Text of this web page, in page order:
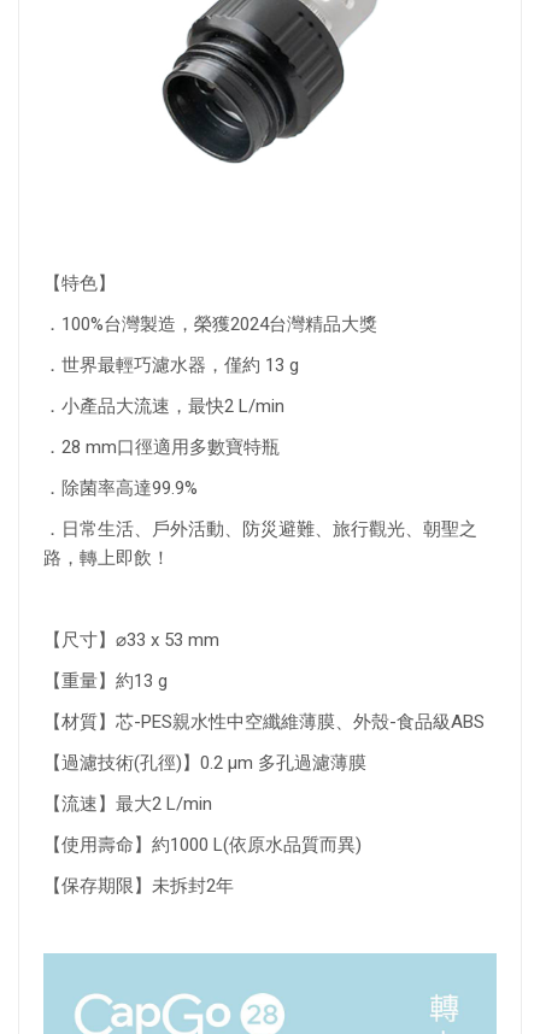
【特色】
．100%台灣製造，榮獲2024台灣精品大獎
．世界最輕巧濾水器，僅約 13 g
．小產品大流速，最快2 L/min
．28 mm口徑適用多數寶特瓶
．除菌率高達99.9%
．日常生活、戶外活動、防災避難、旅行觀光、朝聖之
路，轉上即飲！
【尺寸】⌀33 x 53 mm
【重量】約13 g
【材質】芯-PES親水性中空纖維薄膜、外殼-食品級ABS
【過濾技術(孔徑)】0.2 µm 多孔過濾薄膜
【流速】最大2 L/min
【使用壽命】約1000 L(依原水品質而異)
【保存期限】未拆封2年